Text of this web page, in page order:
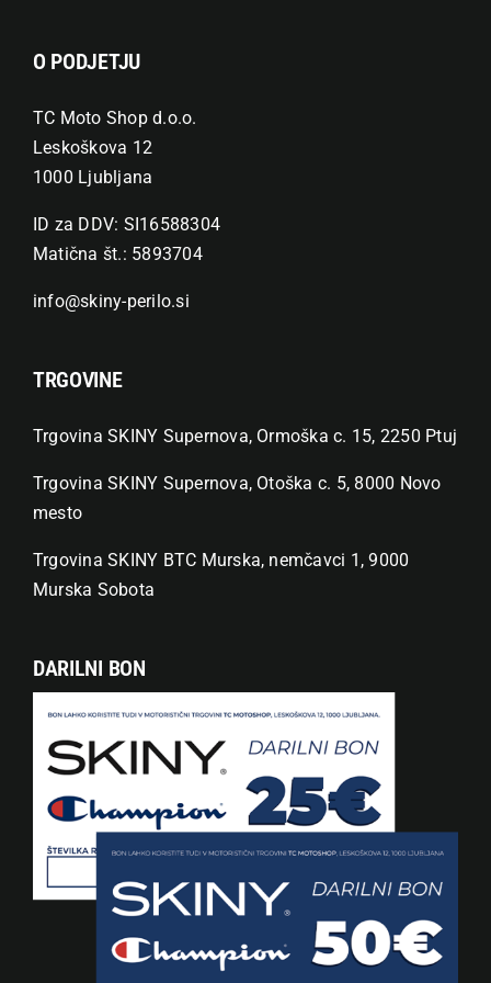
O PODJETJU
TC Moto Shop d.o.o.
Leskoškova 12
1000 Ljubljana
ID za DDV: SI16588304
Matična št.: 5893704
info@skiny-perilo.si
TRGOVINE
Trgovina SKINY Supernova, Ormoška c. 15, 2250 Ptuj
Trgovina SKINY Supernova, Otoška c. 5, 8000 Novo
mesto
Trgovina SKINY BTC Murska, nemčavci 1, 9000
Murska Sobota
DARILNI BON